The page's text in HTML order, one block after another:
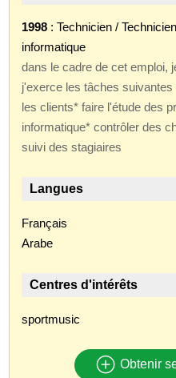
1998 : Technicien /
informatique
dans le cadre de cet emploi,
j'exerce les tâches
les clients* faire l'étude des
informatique* contrôler des
suivi des stagiaires
Langues
Français
Arabe
Centres d'intérêts
sportmusic
Obtenir